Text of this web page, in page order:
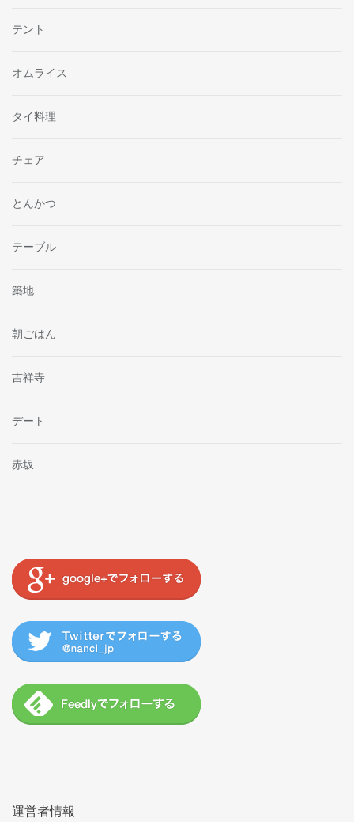
テント
オムライス
タイ料理
チェア
とんかつ
テーブル
築地
朝ごはん
吉祥寺
デート
赤坂
運営者情報